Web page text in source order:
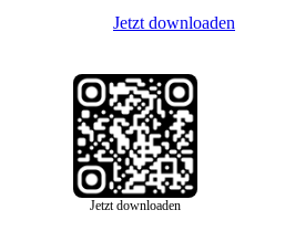
Jetzt downloaden
Jetzt downloaden